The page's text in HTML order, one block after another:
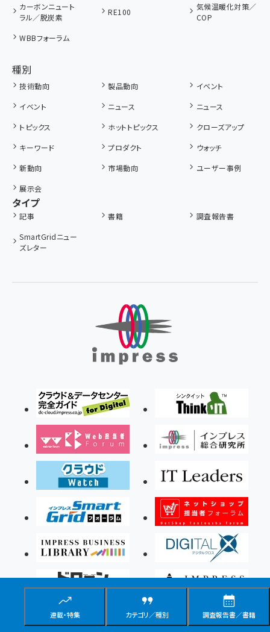
連載・特集 カテゴリ／種別 調査報告書／書籍
カーボンニュート
ラル／脱炭素
RE100
気候温暖化対策／
COP
WBBフォーラム
種別
技術動向 製品動向
イベント
イベント
ニュース
ニュース
トピックス
ホットトピックス
クローズアップ
キーワード
プロダクト
ウォッチ
新動向
市場動向
ユーザー事例
展示会
タイプ
記事 書籍
調査報告書
SmartGridニュー
ズレター